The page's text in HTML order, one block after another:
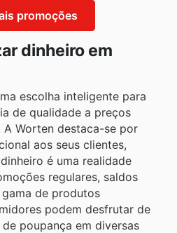
promoções
dinheiro em
escolha inteligente para
de qualidade a preços
Worten destaca-se por
aos seus clientes,
é uma realidade
regulares, saldos
de produtos
podem desfrutar de
poupança em diversas